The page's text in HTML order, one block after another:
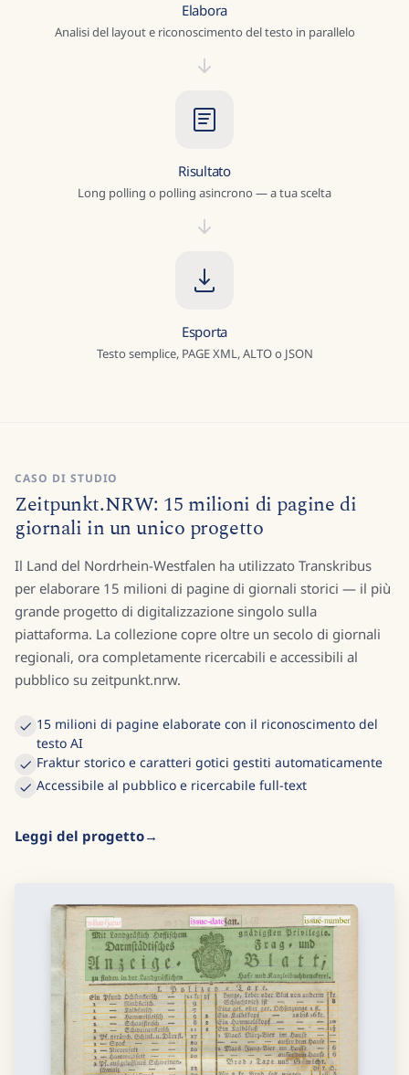
Elabora
Analisi del layout e riconoscimento del testo in parallelo
Risultato
Long polling o polling asincrono — a tua scelta
Esporta
Testo semplice, PAGE XML, ALTO o JSON
CASO DI STUDIO
Zeitpunkt.NRW: 15 milioni di pagine di
giornali in un unico progetto
Il Land del Nordrhein-Westfalen ha utilizzato Transkribus
per elaborare 15 milioni di pagine di giornali storici — il più
grande progetto di digitalizzazione singolo sulla
piattaforma. La collezione copre oltre un secolo di giornali
regionali, ora completamente ricercabili e accessibili al
pubblico su zeitpunkt.nrw.
15 milioni di pagine elaborate con il riconoscimento del
testo AI
Fraktur storico e caratteri gotici gestiti automaticamente
Accessibile al pubblico e ricercabile full-text
Leggi del progetto